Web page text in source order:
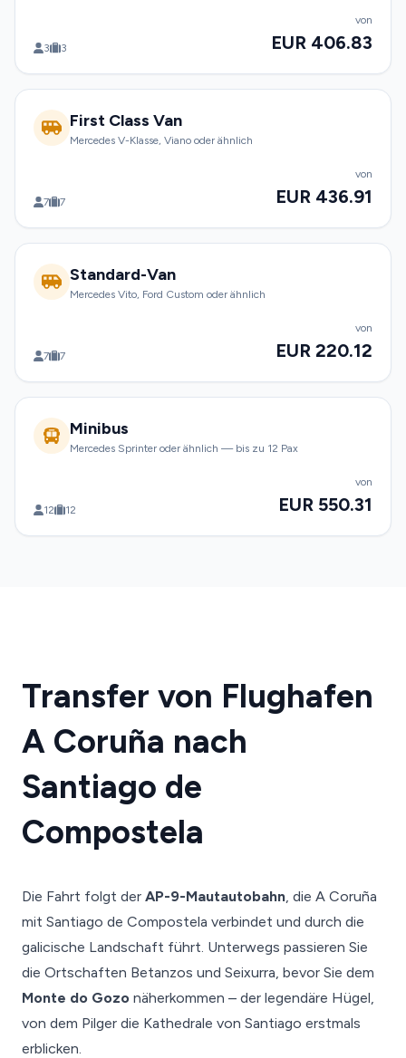
3 3
von
EUR 406.83
First Class Van
Mercedes V-Klasse, Viano oder ähnlich
7 7
von
EUR 436.91
Standard-Van
Mercedes Vito, Ford Custom oder ähnlich
7 7
von
EUR 220.12
Minibus
Mercedes Sprinter oder ähnlich — bis zu 12 Pax
12 12
von
EUR 550.31
Transfer von Flughafen
A Coruña nach
Santiago de
Compostela
Die Fahrt folgt der AP-9-Mautautobahn, die A Coruña
mit Santiago de Compostela verbindet und durch die
galicische Landschaft führt. Unterwegs passieren Sie
die Ortschaften Betanzos und Seixurra, bevor Sie dem
Monte do Gozo näherkommen – der legendäre Hügel,
von dem Pilger die Kathedrale von Santiago erstmals
erblicken.